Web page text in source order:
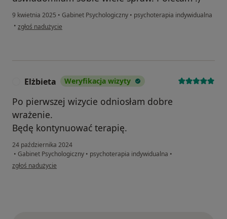
9 kwietnia 2025 • Gabinet Psychologiczny • psychoterapia indywidualna
• w opinii użytkownika Amelia
zgłoś nadużycie
Elżbieta Weryfikacja wizyty
Po pierwszej wizycie odniosłam dobre
wrażenie.
Będę kontynuować terapię.
24 października 2024
• Gabinet Psychologiczny • psychoterapia indywidualna •
w opinii użytkownika Elżbieta
zgłoś nadużycie